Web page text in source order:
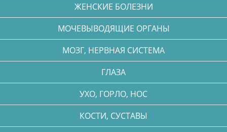
ЖЕНСКИЕ БОЛЕЗНИ
МОЧЕВЫВОДЯЩИЕ ОРГАНЫ
МОЗГ, НЕРВНАЯ СИСТЕМА
ГЛАЗА
УХО, ГОРЛО, НОС
КОСТИ, СУСТАВЫ